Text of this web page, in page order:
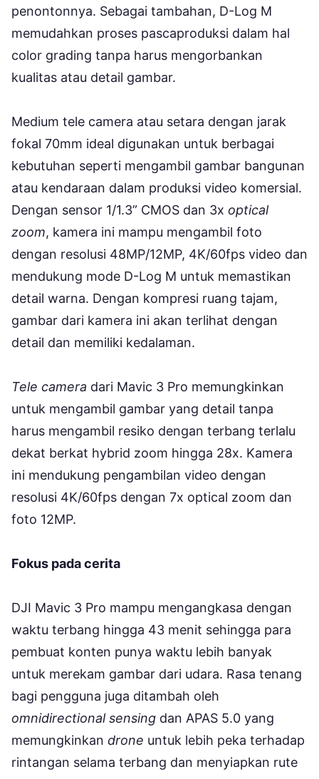
penontonnya. Sebagai tambahan, D-Log M
memudahkan proses pascaproduksi dalam hal
color grading tanpa harus mengorbankan
kualitas atau detail gambar.
Medium tele camera atau setara dengan jarak
fokal 70mm ideal digunakan untuk berbagai
kebutuhan seperti mengambil gambar bangunan
atau kendaraan dalam produksi video komersial.
Dengan sensor 1/1.3” CMOS dan 3x optical
zoom, kamera ini mampu mengambil foto
dengan resolusi 48MP/12MP, 4K/60fps video dan
mendukung mode D-Log M untuk memastikan
detail warna. Dengan kompresi ruang tajam,
gambar dari kamera ini akan terlihat dengan
detail dan memiliki kedalaman.
Tele camera dari Mavic 3 Pro memungkinkan
untuk mengambil gambar yang detail tanpa
harus mengambil resiko dengan terbang terlalu
dekat berkat hybrid zoom hingga 28x. Kamera
ini mendukung pengambilan video dengan
resolusi 4K/60fps dengan 7x optical zoom dan
foto 12MP.
Fokus pada cerita
DJI Mavic 3 Pro mampu mengangkasa dengan
waktu terbang hingga 43 menit sehingga para
pembuat konten punya waktu lebih banyak
untuk merekam gambar dari udara. Rasa tenang
bagi pengguna juga ditambah oleh
omnidirectional sensing dan APAS 5.0 yang
memungkinkan drone untuk lebih peka terhadap
rintangan selama terbang dan menyiapkan rute